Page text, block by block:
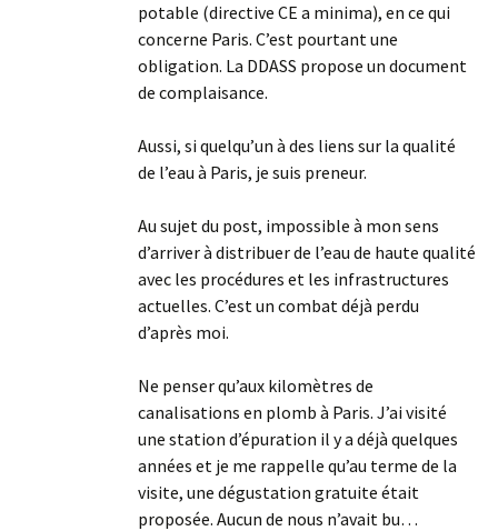
potable (directive CE a minima), en ce qui
concerne Paris. C’est pourtant une
obligation. La DDASS propose un document
de complaisance.
Aussi, si quelqu’un à des liens sur la qualité
de l’eau à Paris, je suis preneur.
Au sujet du post, impossible à mon sens
d’arriver à distribuer de l’eau de haute qualité
avec les procédures et les infrastructures
actuelles. C’est un combat déjà perdu
d’après moi.
Ne penser qu’aux kilomètres de
canalisations en plomb à Paris. J’ai visité
une station d’épuration il y a déjà quelques
années et je me rappelle qu’au terme de la
visite, une dégustation gratuite était
proposée. Aucun de nous n’avait bu…